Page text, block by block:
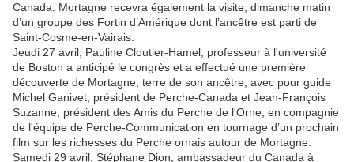
Canada. Mortagne recevra également la visite, dimanche matin
d’un groupe des Fortin d’Amérique dont l’ancêtre est parti de
Saint-Cosme-en-Vairais.
Jeudi 27 avril, Pauline Cloutier-Hamel, professeur à l'université
de Boston a anticipé le congrès et a effectué une première
découverte de Mortagne, terre de son ancêtre, avec pour guide
Michel Ganivet, président de Perche-Canada et Jean-François
Suzanne, président des Amis du Perche de l'Orne, en compagnie
de l'équipe de Perche-Communication en tournage d’un prochain
film sur les richesses du Perche ornais autour de Mortagne.
Samedi 29 avril, Stéphane Dion, ambassadeur du Canada à